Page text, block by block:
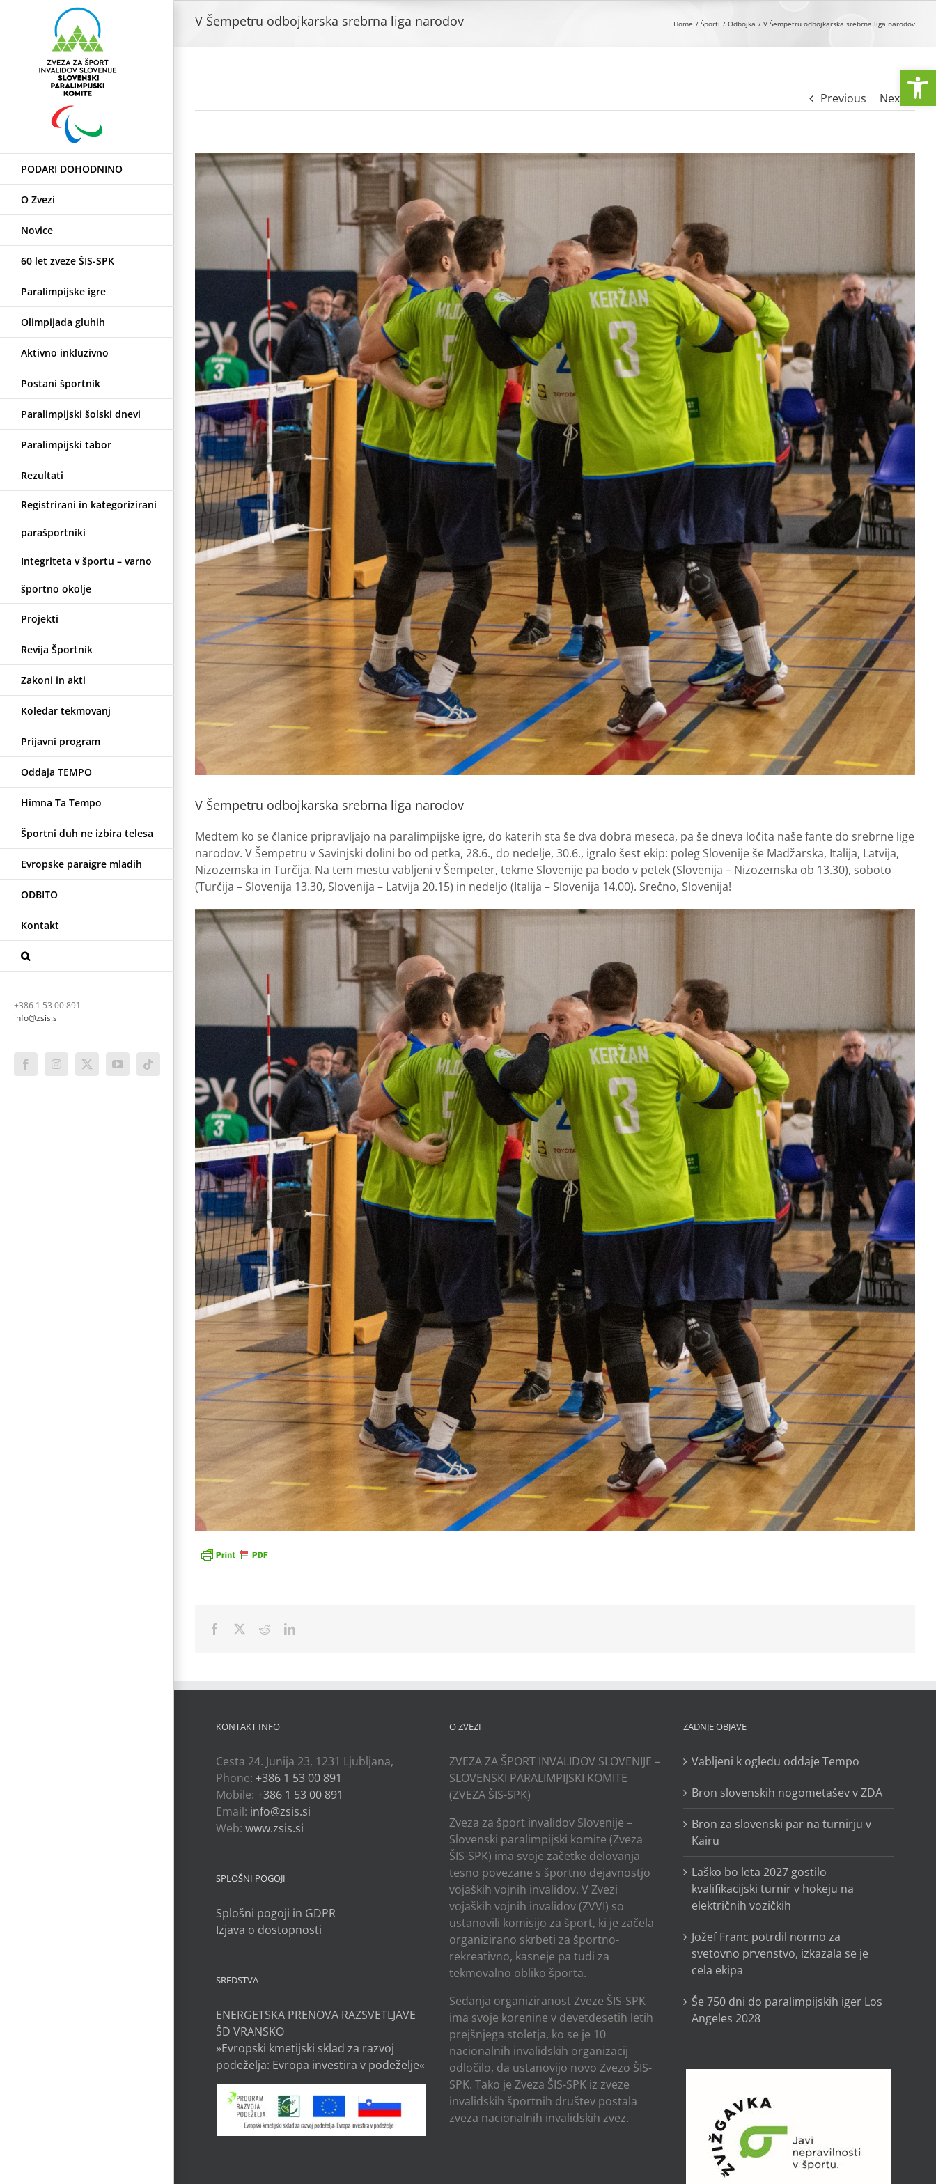
PODARI DOHODNINO
O Zvezi
Novice
60 let zveze ŠIS-SPK
Paralimpijske igre
Olimpijada gluhih
Aktivno inkluzivno
Postani športnik
Paralimpijski šolski dnevi
Paralimpijski tabor
Rezultati
Registrirani in kategorizirani
parašportniki
Integriteta v športu – varno
športno okolje
Projekti
Revija Športnik
Zakoni in akti
Koledar tekmovanj
Prijavni program
Oddaja TEMPO
Himna Ta Tempo
Športni duh ne izbira telesa
Evropske paraigre mladih
ODBITO
Kontakt
+386 1 53 00 891
info@zsis.si
FacebookInstagram
X YouTubeTiktok
V Šempetru odbojkarska srebrna liga narodov Home Športi Odbojka V Šempetru odbojkarska srebrna liga narodov
Previous Next
View
Larger
Image
V Šempetru odbojkarska srebrna liga narodov
Medtem ko se članice pripravljajo na paralimpijske igre, do katerih sta še dva dobra meseca, pa še dneva ločita naše fante do srebrne lige
narodov. V Šempetru v Savinjski dolini bo od petka, 28.6., do nedelje, 30.6., igralo šest ekip: poleg Slovenije še Madžarska, Italija, Latvija,
Nizozemska in Turčija. Na tem mestu vabljeni v Šempeter, tekme Slovenije pa bodo v petek (Slovenija – Nizozemska ob 13.30), soboto
(Turčija – Slovenija 13.30, Slovenija – Latvija 20.15) in nedeljo (Italija – Slovenija 14.00). Srečno, Slovenija!
Facebook RedditLinkedIn
KONTAKT INFO
Cesta 24. Junija 23, 1231 Ljubljana,
Phone: +386 1 53 00 891
Mobile: +386 1 53 00 891
Email: info@zsis.si
Web: www.zsis.si
SPLOŠNI POGOJI
Splošni pogoji in GDPR
Izjava o dostopnosti
SREDSTVA
ENERGETSKA PRENOVA RAZSVETLJAVE
ŠD VRANSKO
»Evropski kmetijski sklad za razvoj
podeželja: Evropa investira v podeželje«
O ZVEZI
ZVEZA ZA ŠPORT INVALIDOV SLOVENIJE –
SLOVENSKI PARALIMPIJSKI KOMITE
(ZVEZA ŠIS-SPK)
Zveza za šport invalidov Slovenije –
Slovenski paralimpijski komite (Zveza
ŠIS-SPK) ima svoje začetke delovanja
tesno povezane s športno dejavnostjo
vojaških vojnih invalidov. V Zvezi
vojaških vojnih invalidov (ZVVI) so
ustanovili komisijo za šport, ki je začela
organizirano skrbeti za športno-
rekreativno, kasneje pa tudi za
tekmovalno obliko športa.
Sedanja organiziranost Zveze ŠIS-SPK
ima svoje korenine v devetdesetih letih
prejšnjega stoletja, ko se je 10
nacionalnih invalidskih organizacij
odločilo, da ustanovijo novo Zvezo ŠIS-
SPK. Tako je Zveza ŠIS-SPK iz zveze
invalidskih športnih društev postala
zveza nacionalnih invalidskih zvez.
ZADNJE OBJAVE
Vabljeni k ogledu oddaje Tempo
Bron slovenskih nogometašev v ZDA
Bron za slovenski par na turnirju v
Kairu
Laško bo leta 2027 gostilo
kvalifikacijski turnir v hokeju na
električnih vozičkih
Jožef Franc potrdil normo za
svetovno prvenstvo, izkazala se je
cela ekipa
Še 750 dni do paralimpijskih iger Los
Angeles 2028